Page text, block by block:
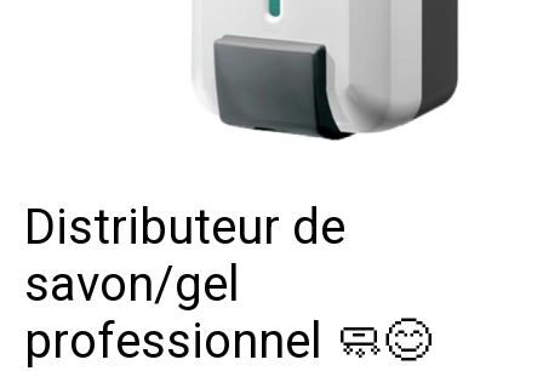
Distributeur de
savon/gel
professionnel 🧼😊